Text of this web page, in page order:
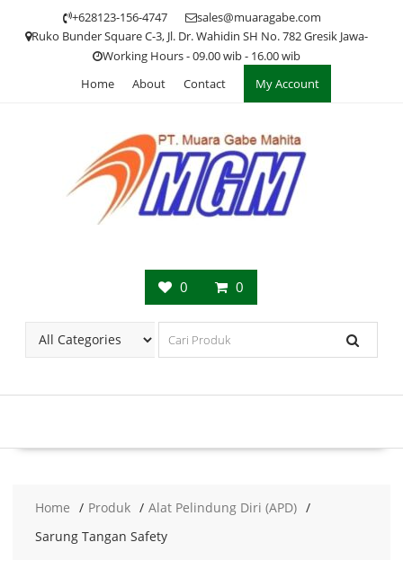
+628123-156-4747
sales@muaragabe.com
Ruko Bunder Square C-3, Jl. Dr. Wahidin SH No. 782 Gresik Jawa-
Working Hours - 09.00 wib - 16.00 wib
Home
About Contact My Account
0 0
Home Produk
Alat Pelindung Diri (APD)
Sarung Tangan Safety